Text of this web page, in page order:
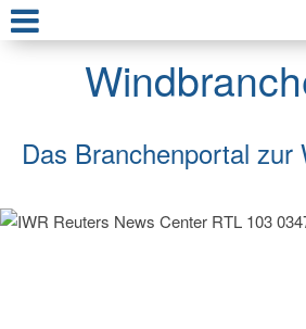
Das Branchenportal zur